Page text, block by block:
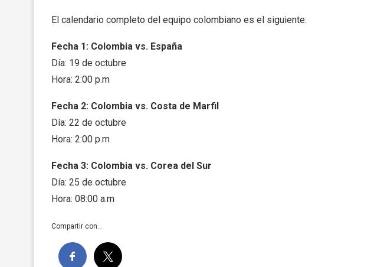
El calendario completo del equipo colombiano es el siguiente:
Fecha 1: Colombia vs. España
Día: 19 de octubre
Hora: 2:00 p.m
Fecha 2: Colombia vs. Costa de Marfil
Día: 22 de octubre
Hora: 2:00 p.m
Fecha 3: Colombia vs. Corea del Sur
Día: 25 de octubre
Hora: 08:00 a.m
Compartir con...